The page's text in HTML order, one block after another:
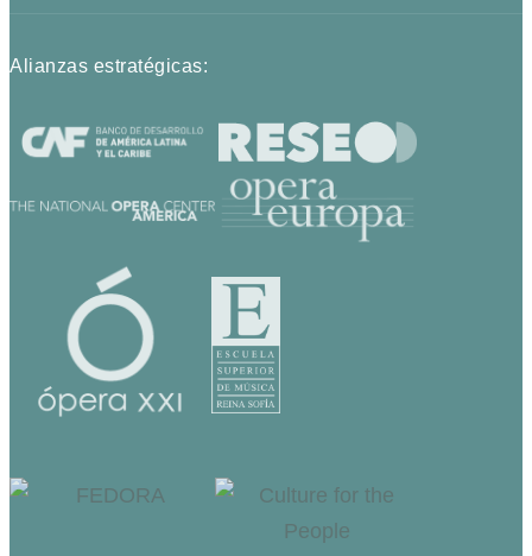
Alianzas estratégicas: